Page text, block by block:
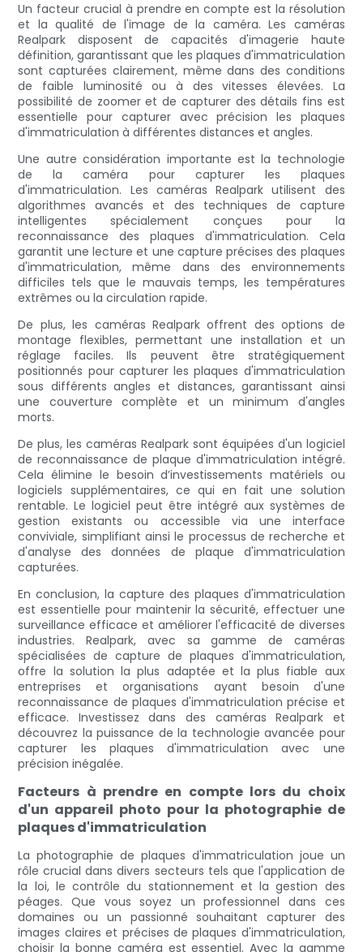
Un facteur crucial à prendre en compte est la résolution
et la qualité de l'image de la caméra. Les caméras
Realpark disposent de capacités d'imagerie haute
définition, garantissant que les plaques d'immatriculation
sont capturées clairement, même dans des conditions
de faible luminosité ou à des vitesses élevées. La
possibilité de zoomer et de capturer des détails fins est
essentielle pour capturer avec précision les plaques
d'immatriculation à différentes distances et angles.
Une autre considération importante est la technologie
de la caméra pour capturer les plaques
d'immatriculation. Les caméras Realpark utilisent des
algorithmes avancés et des techniques de capture
intelligentes spécialement conçues pour la
reconnaissance des plaques d'immatriculation. Cela
garantit une lecture et une capture précises des plaques
d'immatriculation, même dans des environnements
difficiles tels que le mauvais temps, les températures
extrêmes ou la circulation rapide.
De plus, les caméras Realpark offrent des options de
montage flexibles, permettant une installation et un
réglage faciles. Ils peuvent être stratégiquement
positionnés pour capturer les plaques d'immatriculation
sous différents angles et distances, garantissant ainsi
une couverture complète et un minimum d'angles
morts.
De plus, les caméras Realpark sont équipées d'un logiciel
de reconnaissance de plaque d'immatriculation intégré.
Cela élimine le besoin d’investissements matériels ou
logiciels supplémentaires, ce qui en fait une solution
rentable. Le logiciel peut être intégré aux systèmes de
gestion existants ou accessible via une interface
conviviale, simplifiant ainsi le processus de recherche et
d'analyse des données de plaque d'immatriculation
capturées.
En conclusion, la capture des plaques d'immatriculation
est essentielle pour maintenir la sécurité, effectuer une
surveillance efficace et améliorer l'efficacité de diverses
industries. Realpark, avec sa gamme de caméras
spécialisées de capture de plaques d'immatriculation,
offre la solution la plus adaptée et la plus fiable aux
entreprises et organisations ayant besoin d'une
reconnaissance de plaques d'immatriculation précise et
efficace. Investissez dans des caméras Realpark et
découvrez la puissance de la technologie avancée pour
capturer les plaques d'immatriculation avec une
précision inégalée.
Facteurs à prendre en compte lors du choix
d'un appareil photo pour la photographie de
plaques d'immatriculation
La photographie de plaques d'immatriculation joue un
rôle crucial dans divers secteurs tels que l'application de
la loi, le contrôle du stationnement et la gestion des
péages. Que vous soyez un professionnel dans ces
domaines ou un passionné souhaitant capturer des
images claires et précises de plaques d'immatriculation,
choisir la bonne caméra est essentiel. Avec la gamme